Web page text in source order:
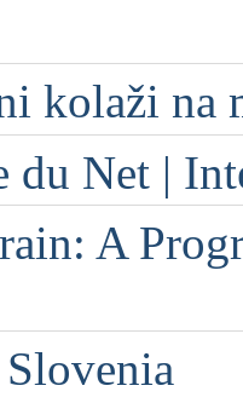
kolaži na
du Net |
A